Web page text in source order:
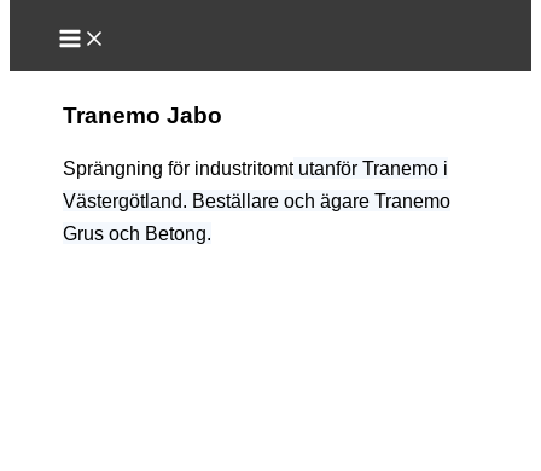
Tranemo Jabo
Sprängning för industritomtutanför Tranemo i
Västergötland. Beställare och ägare Tranemo
Grus och Betong.